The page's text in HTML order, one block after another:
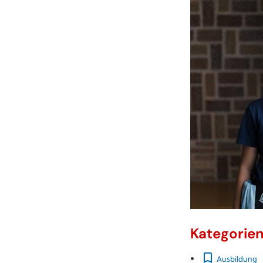
Ausbildung